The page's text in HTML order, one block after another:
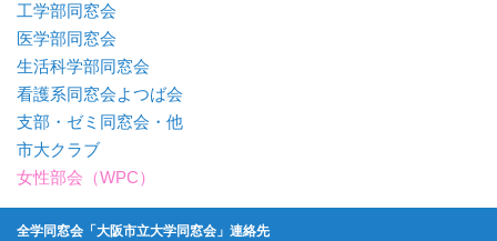
工学部同窓会
医学部同窓会
生活科学部同窓会
看護系同窓会よつば会
支部・ゼミ同窓会・他
市大クラブ
女性部会（WPC）
全学同窓会「大阪市立大学同窓会」連絡先